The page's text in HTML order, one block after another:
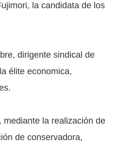
la candidata de los
dirigente sindical de
élite economica,
mediante la realización de
de conservadora,